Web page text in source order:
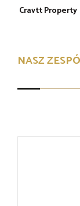
Cravtt Property
NASZ